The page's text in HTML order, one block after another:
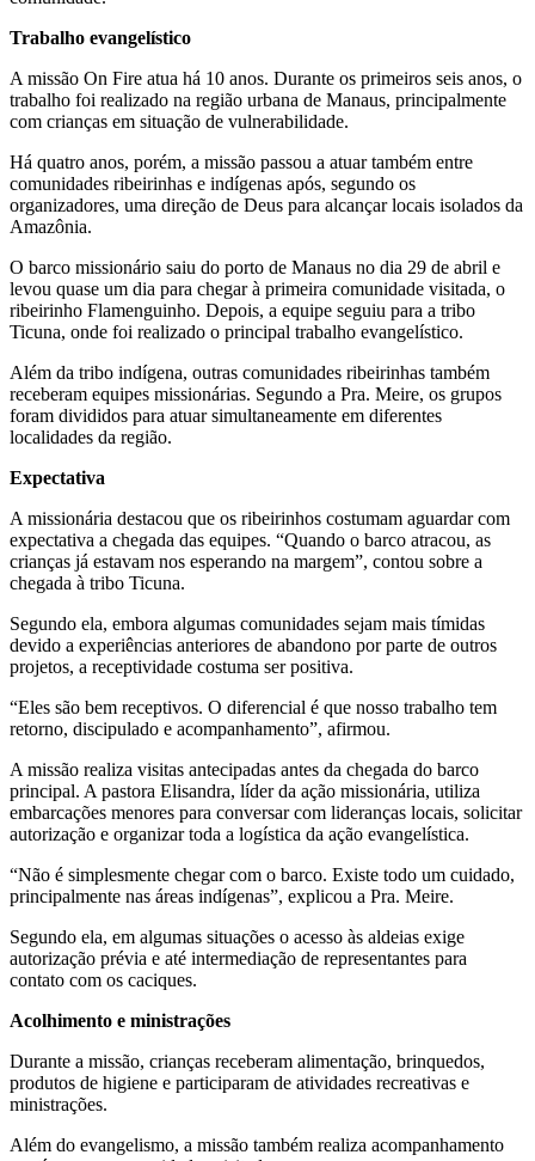
Trabalho evangelístico
A missão On Fire atua há 10 anos. Durante os primeiros seis anos, o
trabalho foi realizado na região urbana de Manaus, principalmente
com crianças em situação de vulnerabilidade.
Há quatro anos, porém, a missão passou a atuar também entre
comunidades ribeirinhas e indígenas após, segundo os
organizadores, uma direção de Deus para alcançar locais isolados da
Amazônia.
O barco missionário saiu do porto de Manaus no dia 29 de abril e
levou quase um dia para chegar à primeira comunidade visitada, o
ribeirinho Flamenguinho. Depois, a equipe seguiu para a tribo
Ticuna, onde foi realizado o principal trabalho evangelístico.
Além da tribo indígena, outras comunidades ribeirinhas também
receberam equipes missionárias. Segundo a Pra. Meire, os grupos
foram divididos para atuar simultaneamente em diferentes
localidades da região.
Expectativa
A missionária destacou que os ribeirinhos costumam aguardar com
expectativa a chegada das equipes. “Quando o barco atracou, as
crianças já estavam nos esperando na margem”, contou sobre a
chegada à tribo Ticuna.
Segundo ela, embora algumas comunidades sejam mais tímidas
devido a experiências anteriores de abandono por parte de outros
projetos, a receptividade costuma ser positiva.
“Eles são bem receptivos. O diferencial é que nosso trabalho tem
retorno, discipulado e acompanhamento”, afirmou.
A missão realiza visitas antecipadas antes da chegada do barco
principal. A pastora Elisandra, líder da ação missionária, utiliza
embarcações menores para conversar com lideranças locais, solicitar
autorização e organizar toda a logística da ação evangelística.
“Não é simplesmente chegar com o barco. Existe todo um cuidado,
principalmente nas áreas indígenas”, explicou a Pra. Meire.
Segundo ela, em algumas situações o acesso às aldeias exige
autorização prévia e até intermediação de representantes para
contato com os caciques.
Acolhimento e ministrações
Durante a missão, crianças receberam alimentação, brinquedos,
produtos de higiene e participaram de atividades recreativas e
ministrações.
Além do evangelismo, a missão também realiza acompanhamento